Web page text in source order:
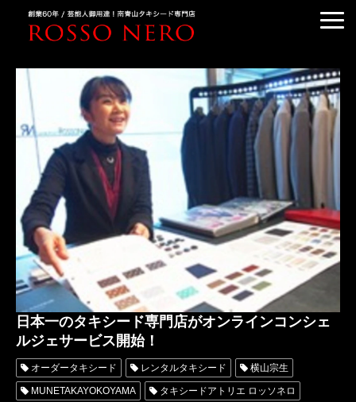
TUXEDO RENTAL
TUXEDO RANKING
KIMONO DRESS
CUSTOMER'S VOICE
COLUMN &BLOG
ABOUT US
ACCESS
日本一のタキシード専門店がオンラインコンシェ
ルジェサービス開始！
オーダータキシード レンタルタキシード 横山宗生
MUNETAKAYOKOYAMA タキシードアトリエ ロッソネロ